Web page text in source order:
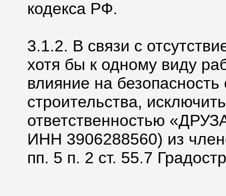
кодекса РФ.
3.1.2. В связи с
хотя бы к одному виду
влияние на безопасность
строительства,
ответственностью
ИНН 3906288560) из
пп. 5 п. 2 ст. 55.7